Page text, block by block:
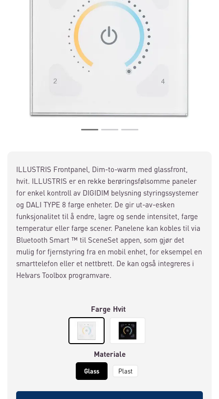
ILLUSTRIS Frontpanel, Dim-to-warm med glassfront,
hvit. ILLUSTRIS er en rekke berøringsfølsomme paneler
for enkel kontroll av DIGIDIM belysning styringssystemer
og DALI TYPE 8 farge enheter. De gir ut-av-esken
funksjonalitet til å endre, lagre og sende intensitet, farge
temperatur eller farge scener. Panelene kan kobles til via
Bluetooth Smart ™ til SceneSet appen, som gjør det
mulig for fjernstyring fra en mobil enhet, for eksempel en
smarttelefon eller et nettbrett. De kan også integreres i
Helvars Toolbox programvare.
Farge Hvit
Materiale
Glass Plast